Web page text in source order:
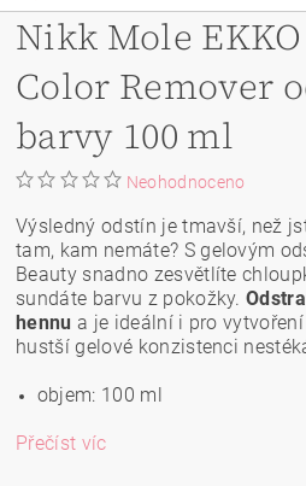
Nikk Mole
Color Remover
barvy 100 ml
Neohodnoceno
Výsledný odstín je tmavší, než
tam, kam nemáte? S gelovým
Beauty snadno zesvětlíte
sundáte barvu z pokožky.
hennu a je ideální i pro
hustší gelové konzistenci
objem: 100 ml
Přečíst víc